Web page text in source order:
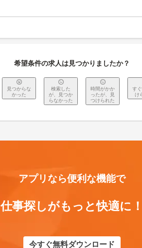
希望条件の求人は見つかりましたか？
見つからな
かった
検索した
が、見つか
らなかった
時間がかか
ったが、見
つけられた
す
け
アプリなら便利な機能で
仕事探しがもっと快適に
今すぐ無料ダウンロード